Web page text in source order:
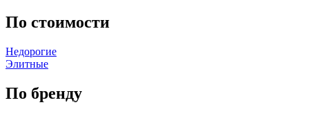
По стоимости
Недорогие
Элитные
По бренду